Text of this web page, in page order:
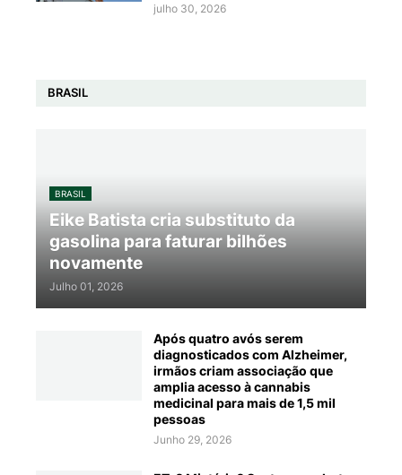
julho 30, 2026
BRASIL
BRASIL
Eike Batista cria substituto da
gasolina para faturar bilhões
novamente
Julho 01, 2026
Após quatro avós serem
diagnosticados com Alzheimer,
irmãos criam associação que
amplia acesso à cannabis
medicinal para mais de 1,5 mil
pessoas
Junho 29, 2026